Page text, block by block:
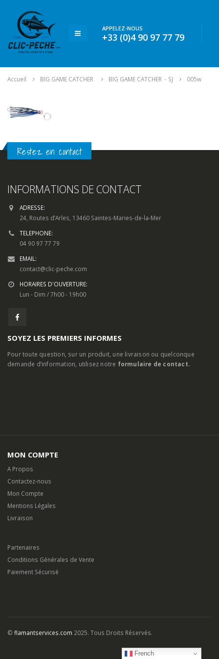
APPELEZ-NOUS
+33 (0)4 90 97 77 79
Accueil BIG GAME CATCHER BIG GAME CATCHER - SJ 005w
Restez en contact
INFORMATIONS DE CONTACT
ADRESSE:
24, Routes d’Arles, 13460 Saintes-Maries-de-la-Mer
TELEPHONE:
04 90 97 77 79
EMAIL:
contact@clic-peche.com
HORAIRES D'OUVERTURE:
Lun - Dim / 7h00 - 19h00
SOYEZ LES PREMIERS INFORMES
Pour toute question, sur un produit, une livraison ou quelconque
demande d’information, utilisez notre formulaire de contact.
MON COMPTE
A Propos
Contactez-nous
Mon Compte
Mentions Légales
Livraison
Partenaires
Conditions Générales de Vente
Paiement Sécurisé
© flamantservices.com 2025. Tous Droits Réservés.
French